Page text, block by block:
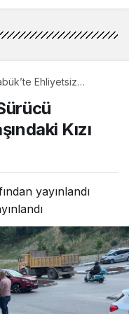
Ehliyetsiz
Kızı Yaralandı
Kızı
yayınlandı